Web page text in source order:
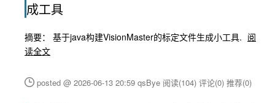
成工具
摘要： 基于java构建VisionMaster的标定文件生成小工具. 阅
读全文
posted @ 2026-06-13 20:59 qsBye 阅读(104) 评论(0) 推荐(0)